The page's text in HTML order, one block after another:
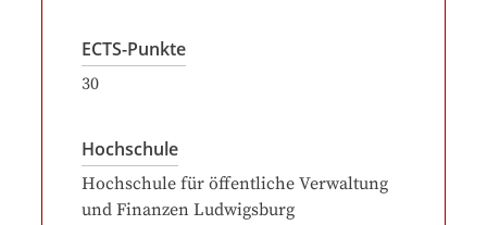
ECTS-Punkte
30
Hochschule
Hochschule für öffentliche Verwaltung
und Finanzen Ludwigsburg